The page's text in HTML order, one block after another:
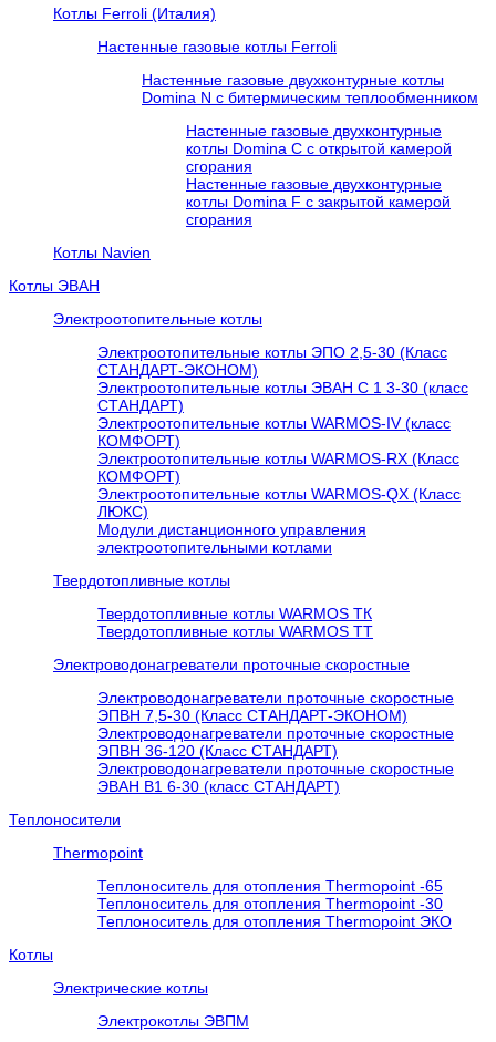
Котлы Ferroli (Италия)
Настенные газовые котлы Ferroli
Настенные газовые двухконтурные котлы
Domina N с битермическим теплообменником
Настенные газовые двухконтурные
котлы Domina C с открытой камерой
сгорания
Настенные газовые двухконтурные
котлы Domina F с закрытой камерой
сгорания
Котлы Navien
Котлы ЭВАН
Электроотопительные котлы
Электроотопительные котлы ЭПО 2,5-30 (Класс
СТАНДАРТ-ЭКОНОМ)
Электроотопительные котлы ЭВАН С 1 3-30 (класс
СТАНДАРТ)
Электроотопительные котлы WARMOS-IV (класс
КОМФОРТ)
Электроотопительные котлы WARMOS-RX (Класс
КОМФОРТ)
Электроотопительные котлы WARMOS-QX (Класс
ЛЮКС)
Модули дистанционного управления
электроотопительными котлами
Твердотопливные котлы
Твердотопливные котлы WARMOS TК
Твердотопливные котлы WARMOS TT
Электроводонагреватели проточные скоростные
Электроводонагреватели проточные скоростные
ЭПВН 7,5-30 (Класс СТАНДАРТ-ЭКОНОМ)
Электроводонагреватели проточные скоростные
ЭПВН 36-120 (Класс СТАНДАРТ)
Электроводонагреватели проточные скоростные
ЭВАН В1 6-30 (класс СТАНДАРТ)
Теплоносители
Thermopoint
Теплоноситель для отопления Thermopoint -65
Теплоноситель для отопления Thermopoint -30
Теплоноситель для отопления Thermopoint ЭКО
Котлы
Электрические котлы
Электрокотлы ЭВПМ